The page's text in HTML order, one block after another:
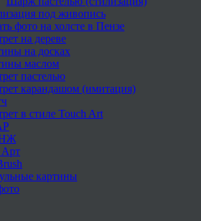
под живопись
фото на холсте в Пензе
на дереве
на досках
маслом
пастелью
карандашом (имитация)
в стиле Touch Art
картины